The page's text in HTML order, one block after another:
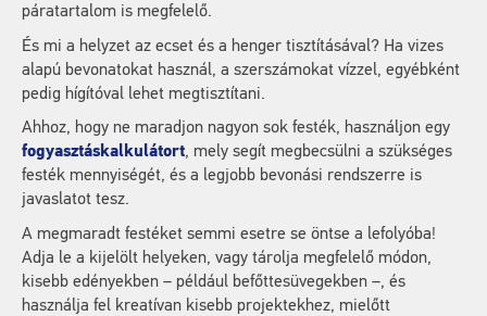
páratartalom is megfelelő.
És mi a helyzet az ecset és a henger tisztításával? Ha vizes
alapú bevonatokat használ, a szerszámokat vízzel, egyébként
pedig hígítóval lehet megtisztítani.
Ahhoz, hogy ne maradjon nagyon sok festék, használjon egy
fogyasztáskalkulátort, mely segít megbecsülni a szükséges
festék mennyiségét, és a legjobb bevonási rendszerre is
javaslatot tesz.
A megmaradt festéket semmi esetre se öntse a lefolyóba!
Adja le a kijelölt helyeken, vagy tárolja megfelelő módon,
kisebb edényekben – például befőttesüvegekben –, és
használja fel kreatívan kisebb projektekhez, mielőtt